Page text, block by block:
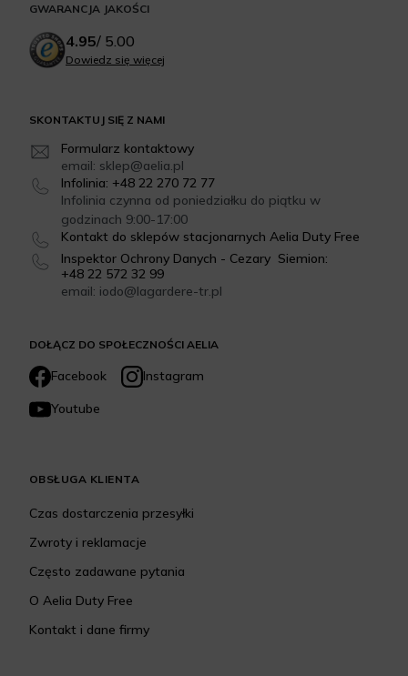
DOŁĄCZ DO SPOŁECZNOŚCI AELIA
Facebook
Instagram
Youtube
SKONTAKTUJ SIĘ Z NAMI
Formularz kontaktowy
email: sklep@aelia.pl
Infolinia: +48 22 270 72 77
Infolinia czynna od poniedziałku do piątku w
godzinach 9:00-17:00
Kontakt do sklepów stacjonarnych Aelia Duty Free
Inspektor Ochrony Danych - Cezary Siemion:
+48 22 572 32 99
email: iodo@lagardere-tr.pl
OBSŁUGA KLIENTA
Czas dostarczenia przesyłki
Zwroty i reklamacje
Często zadawane pytania
O Aelia Duty Free
Kontakt i dane firmy
GWARANCJA JAKOŚCI
4.95/ 5.00
Dowiedz się więcej